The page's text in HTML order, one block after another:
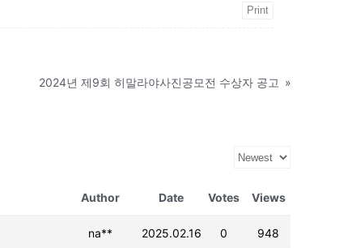
Print
2024년 제9회 히말라야사진공모전 수상자 공고 »
Author Date Votes Views
na** 2025.02.16 0 948